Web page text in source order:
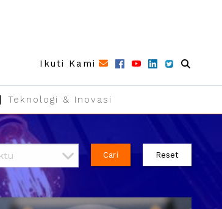
Ikuti Kami
Teknologi & Inovasi
Cari Reset